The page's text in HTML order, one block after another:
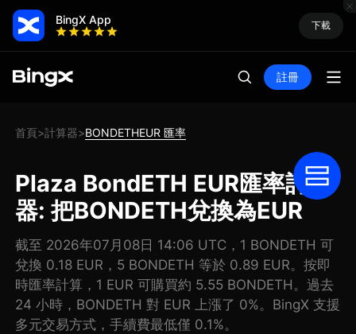
BingX App 下載
註冊
首頁>計算器>BONDETHEUR 匯率
Plaza BondETH EUR匯率計算
器: 把BONDETH兌換為EUR
截至 2026年07月08日 14:06 UTC，1 BONDETH 可
兌換 0.18 EUR，5 BONDETH 等於 0.89 EUR。按即
時匯率計算，1 EUR 可購買約 5.55 BONDETH。過去
24 小時，BONDETH 對 EUR 上漲了 0%。BingX 支援
多元交易方式，手續費最低僅 0.1%。